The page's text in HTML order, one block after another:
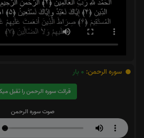
سوره الرحمن: 0 بار
قرائت سوره الرحمن را تقبل میکنم
صوت سوره الرحمن